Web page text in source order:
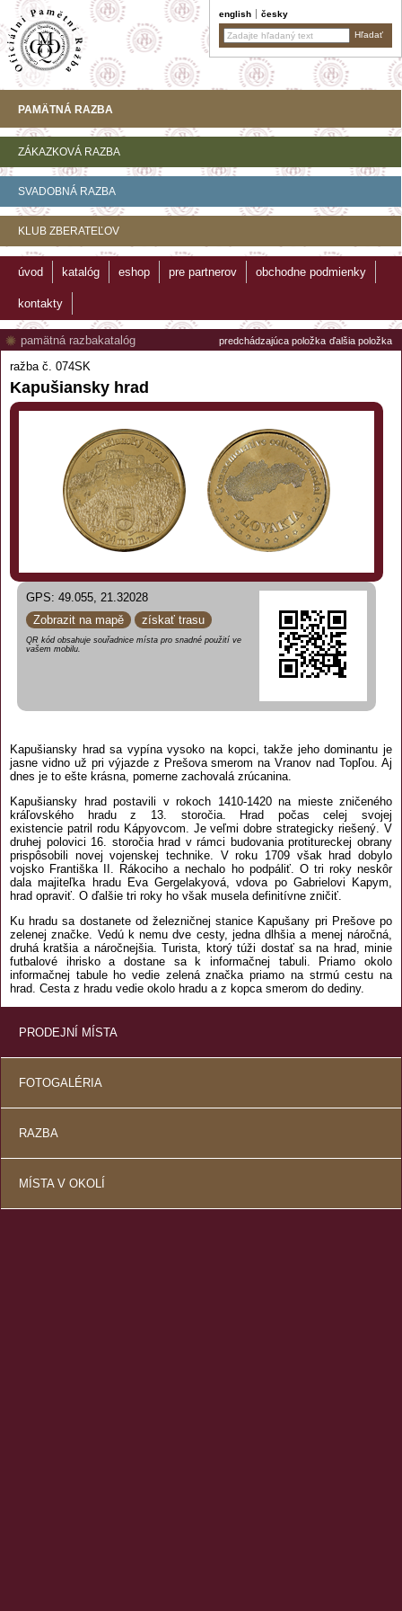
english česky
PAMÄTNÁ RAZBA
ZÁKAZKOVÁ RAZBA
SVADOBNÁ RAZBA
KLUB ZBERATEĽOV
úvod katalóg eshop pre partnerov obchodne podmienky
kontakty
predchádzajúca položka ďalšia položka
pamätná razbakatalóg
ražba č. 074SK
Kapušiansky hrad
GPS: 49.055, 21.32028
Zobrazit na mapě
získať trasu
QR kód obsahuje souřadnice místa pro snadné použití ve
vašem mobilu.
Kapušiansky hrad sa vypína vysoko na kopci, takže jeho dominantu je
jasne vidno už pri výjazde z Prešova smerom na Vranov nad Topľou. Aj
dnes je to ešte krásna, pomerne zachovalá zrúcanina.
Kapušiansky hrad postavili v rokoch 1410-1420 na mieste zničeného
kráľovského hradu z 13. storočia. Hrad počas celej svojej
existencie patril rodu Kápyovcom. Je veľmi dobre strategicky riešený. V
druhej polovici 16. storočia hrad v rámci budovania protitureckej obrany
prispôsobili novej vojenskej technike. V roku 1709 však hrad dobylo
vojsko Františka II. Rákociho a nechalo ho podpáliť. O tri roky neskôr
dala majiteľka hradu Eva Gergelakyová, vdova po Gabrielovi Kapym,
hrad opraviť. O ďalšie tri roky ho však musela definitívne zničiť.
Ku hradu sa dostanete od železničnej stanice Kapušany pri Prešove po
zelenej značke. Vedú k nemu dve cesty, jedna dlhšia a menej náročná,
druhá kratšia a náročnejšia. Turista, ktorý túži dostať sa na hrad, minie
futbalové ihrisko a dostane sa k informačnej tabuli. Priamo okolo
informačnej tabule ho vedie zelená značka priamo na strmú cestu na
hrad. Cesta z hradu vedie okolo hradu a z kopca smerom do dediny.
PRODEJNÍ MÍSTA
FOTOGALÉRIA
RAZBA
MÍSTA V OKOLÍ